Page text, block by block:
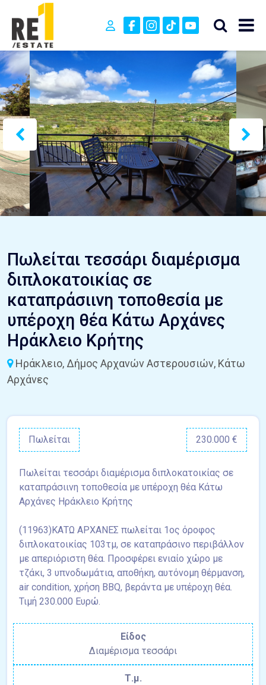
Πωλείται τεσσάρι διαμέρισμα
διπλοκατοικίας σε
καταπράσιινη τοποθεσία με
υπέροχη θέα Κάτω Αρχάνες
Ηράκλειο Κρήτης
Ηράκλειο, Δήμος Αρχανών Αστερουσιών, Κάτω
Αρχάνες
Πωλείται 230.000 €
Πωλείται τεσσάρι διαμέρισμα διπλοκατοικίας σε
καταπράσιινη τοποθεσία με υπέροχη θέα Κάτω
Αρχάνες Ηράκλειο Κρήτης
(11963)ΚΑΤΩ ΑΡΧΑΝΕΣ πωλείται 1ος όροφος
διπλοκατοικίας 103τμ, σε καταπράσινο περιβάλλον
με απεριόριστη θέα. Προσφέρει ενιαίο χώρο με
τζάκι, 3 υπνοδωμάτια, αποθήκη, αυτόνομη θέρμανση,
air condition, χρήση BBQ, βεράντα με υπέροχη θέα.
Τιμή 230.000 Ευρώ.
Είδος
Διαμέρισμα τεσσάρι
Τ.μ.